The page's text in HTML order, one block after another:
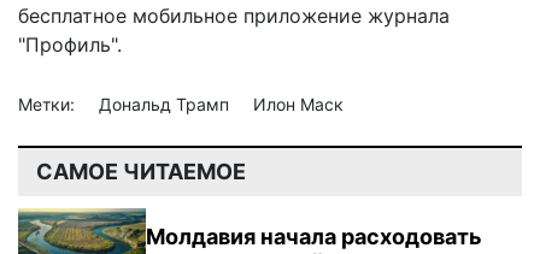
бесплатное мобильное приложение журнала
"Профиль".
Метки: Дональд Трамп Илон Маск
САМОЕ ЧИТАЕМОЕ
Молдавия начала расходовать